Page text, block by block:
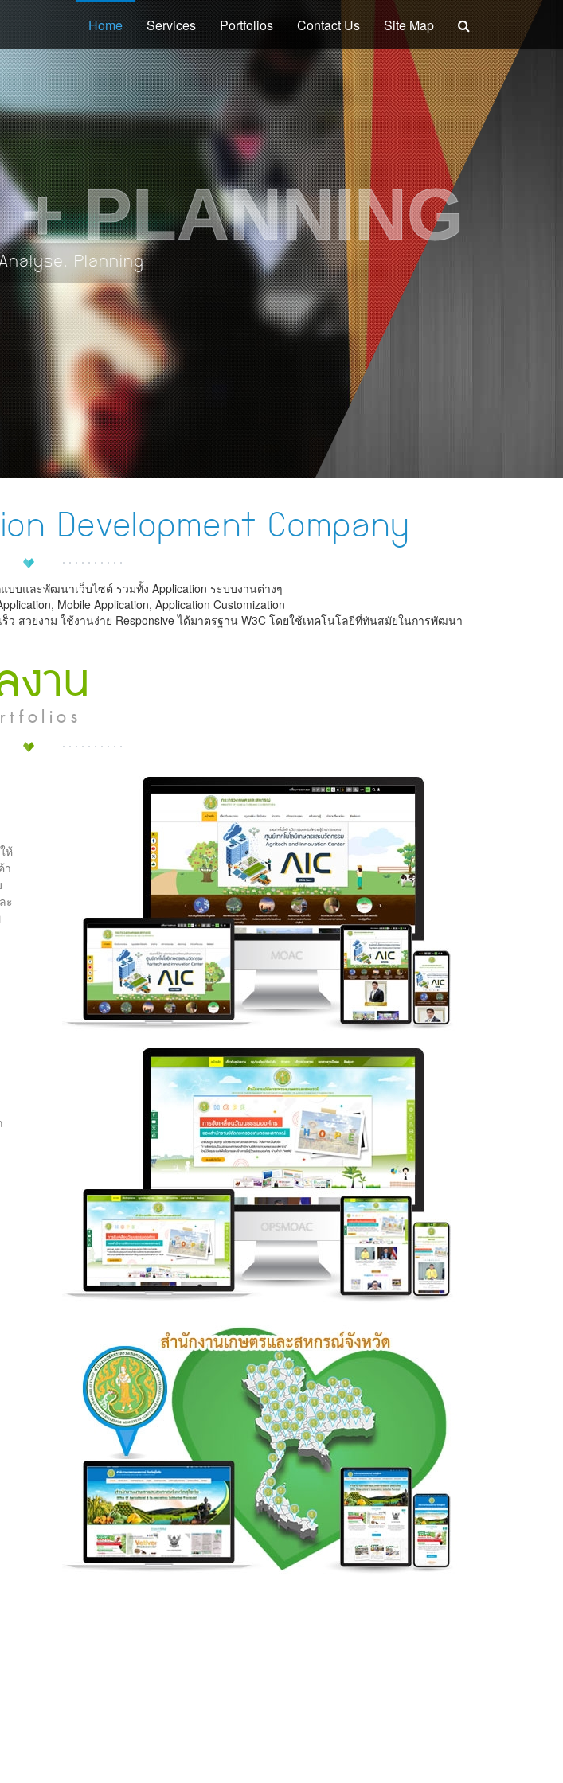
Home Services Portfolios Contact Us Site Map
PLANNING
Planning
Development Company
บและพัฒนาเว็บไซต์ รวมทั้ง Application ระบบงานต่างๆ
Mobile Application, Application Customization
สวยงาม ใช้งานง่าย Responsive ได้มาตรฐาน W3C โดยใช้เทคโนโลยีที่ทันสมัยในการพัฒนา
งาน
ห้
า
ะ